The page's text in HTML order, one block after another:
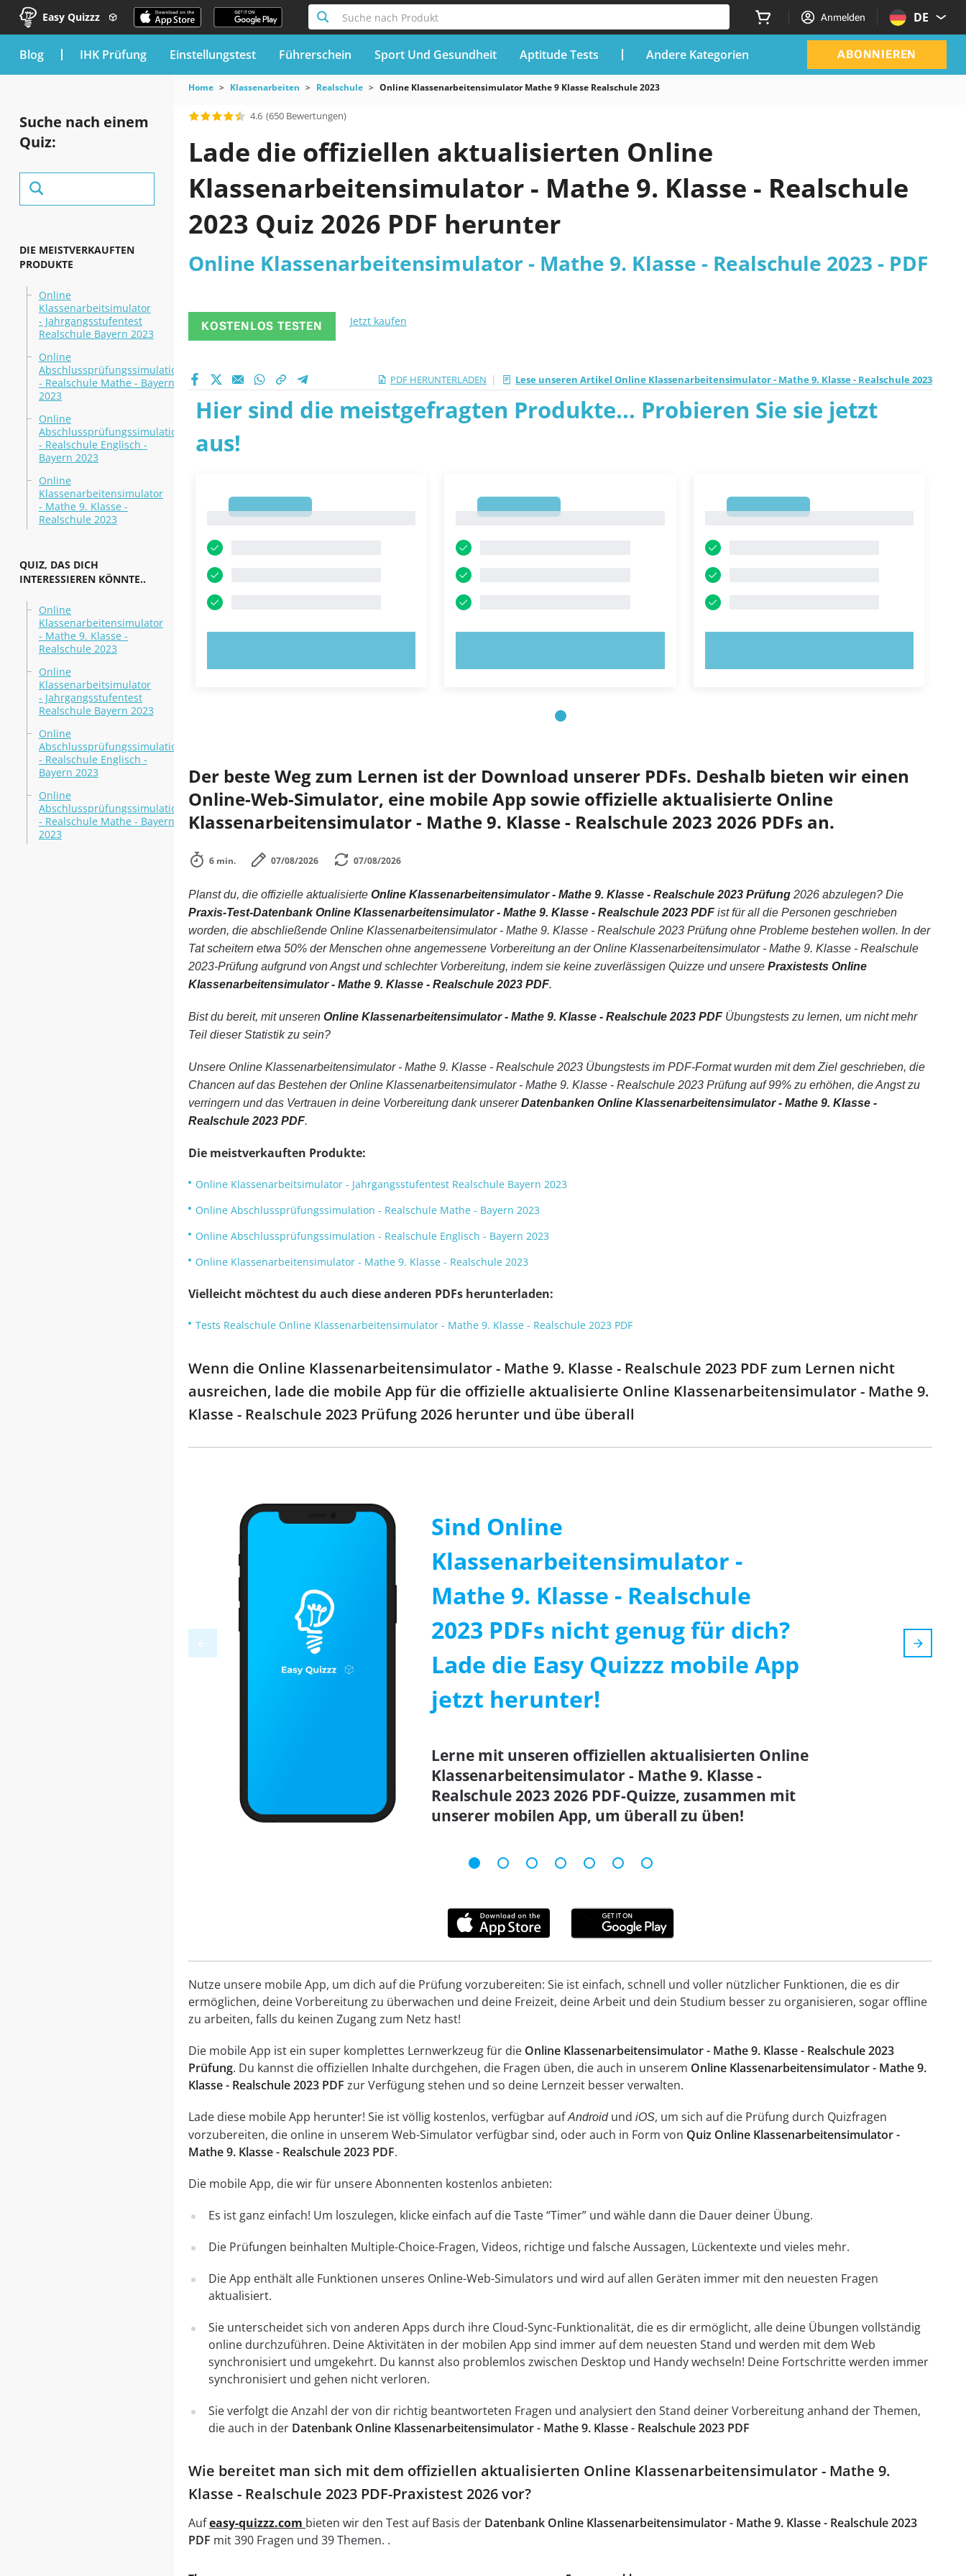
Easy Quizzz Suche nach Produkt Anmelden DE
blog IHK Prüfung Einstellungstest Führerschein Sport Und Gesundheit Aptitude Tests Andere Kategorien ABONNIEREN
Suche nach einem
Quiz:
DIE MEISTVERKAUFTEN
PRODUKTE
Online
Klassenarbeitsimulator
- Jahrgangsstufentest
Realschule Bayern 2023
Online
Abschlussprüfungssimulation
- Realschule Mathe - Bayern
2023
Online
Abschlussprüfungssimulation
- Realschule Englisch -
Bayern 2023
Online
Klassenarbeitensimulator
- Mathe 9. Klasse -
Realschule 2023
QUIZ, DAS DICH
INTERESSIEREN KÖNNTE..
Online
Klassenarbeitensimulator
- Mathe 9. Klasse -
Realschule 2023
Online
Klassenarbeitsimulator
- Jahrgangsstufentest
Realschule Bayern 2023
Online
Abschlussprüfungssimulation
- Realschule Englisch -
Bayern 2023
Online
Abschlussprüfungssimulation
- Realschule Mathe - Bayern
2023
Home Klassenarbeiten Realschule Online Klassenarbeitensimulator Mathe 9 Klasse Realschule 2023
4.6 (650 Bewertungen)
Lade die offiziellen aktualisierten Online
Klassenarbeitensimulator - Mathe 9. Klasse - Realschule
2023 Quiz 2026 PDF herunter
Online Klassenarbeitensimulator - Mathe 9. Klasse - Realschule 2023 - PDF
KOSTENLOS TESTEN Jetzt kaufen
PDF HERUNTERLADEN | Lese unseren Artikel Online Klassenarbeitensimulator - Mathe 9. Klasse - Realschule 2023
Hier sind die meistgefragten Produkte... Probieren Sie sie jetzt
aus!
Der beste Weg zum Lernen ist der Download unserer PDFs. Deshalb bieten wir einen
Online-Web-Simulator, eine mobile App sowie offizielle aktualisierte Online
Klassenarbeitensimulator - Mathe 9. Klasse - Realschule 2023 2026 PDFs an.
6 min. 07/08/2026 07/08/2026
Planst du, die offizielle aktualisierte Online Klassenarbeitensimulator - Mathe 9. Klasse - Realschule 2023 Prüfung2026 abzulegen? Die
Praxis-Test-Datenbank Online Klassenarbeitensimulator - Mathe 9. Klasse - Realschule 2023 PDFist für all die Personen geschrieben
worden, die abschließende Online Klassenarbeitensimulator - Mathe 9. Klasse - Realschule 2023 Prüfung ohne Probleme bestehen wollen. In der
Tat scheitern etwa 50% der Menschen ohne angemessene Vorbereitung an der Online Klassenarbeitensimulator - Mathe 9. Klasse - Realschule
2023-Prüfung aufgrund von Angst und schlechter Vorbereitung, indem sie keine zuverlässigen Quizze und unsere Praxistests Online
Klassenarbeitensimulator - Mathe 9. Klasse - Realschule 2023 PDF.
Bist du bereit, mit unseren Online Klassenarbeitensimulator - Mathe 9. Klasse - Realschule 2023 PDFÜbungstests zu lernen, um nicht mehr
Teil dieser Statistik zu sein?
Unsere Online Klassenarbeitensimulator - Mathe 9. Klasse - Realschule 2023 Übungstests im PDF-Format wurden mit dem Ziel geschrieben, die
Chancen auf das Bestehen der Online Klassenarbeitensimulator - Mathe 9. Klasse - Realschule 2023 Prüfung auf 99% zu erhöhen, die Angst zu
verringern und das Vertrauen in deine Vorbereitung dank unsererDatenbanken Online Klassenarbeitensimulator - Mathe 9. Klasse -
Realschule 2023 PDF.
Die meistverkauften Produkte:
Online Klassenarbeitsimulator - Jahrgangsstufentest Realschule Bayern 2023
Online Abschlussprüfungssimulation - Realschule Mathe - Bayern 2023
Online Abschlussprüfungssimulation - Realschule Englisch - Bayern 2023
Online Klassenarbeitensimulator - Mathe 9. Klasse - Realschule 2023
Vielleicht möchtest du auch diese anderen PDFs herunterladen:
Tests Realschule Online Klassenarbeitensimulator - Mathe 9. Klasse - Realschule 2023 PDF
Wenn die Online Klassenarbeitensimulator - Mathe 9. Klasse - Realschule 2023 PDF zum Lernen nicht
ausreichen, lade die mobile App für die offizielle aktualisierte Online Klassenarbeitensimulator - Mathe 9.
Klasse - Realschule 2023 Prüfung 2026 herunter und übe überall
Sind Online
Klassenarbeitensimulator -
Mathe 9. Klasse - Realschule
2023 PDFs nicht genug für dich?
Lade die Easy Quizzz mobile App
jetzt herunter!
Lerne mit unseren offiziellen aktualisierten Online
Klassenarbeitensimulator - Mathe 9. Klasse -
Realschule 2023 2026 PDF-Quizze, zusammen mit
unserer mobilen App, um überall zu üben!
Nutze unsere mobile App, um dich auf die Prüfung vorzubereiten: Sie ist einfach, schnell und voller nützlicher Funktionen, die es dir
ermöglichen, deine Vorbereitung zu überwachen und deine Freizeit, deine Arbeit und dein Studium besser zu organisieren, sogar offline
zu arbeiten, falls du keinen Zugang zum Netz hast!
Die mobile App ist ein super komplettes Lernwerkzeug für die Online Klassenarbeitensimulator - Mathe 9. Klasse - Realschule 2023
Prüfung. Du kannst die offiziellen Inhalte durchgehen, die Fragen üben, die auch in unserem Online Klassenarbeitensimulator - Mathe 9.
Klasse - Realschule 2023 PDF zur Verfügung stehen und so deine Lernzeit besser verwalten.
Lade diese mobile App herunter! Sie ist völlig kostenlos, verfügbar aufAndroidund iOS, um sich auf die Prüfung durch Quizfragen
vorzubereiten, die online in unserem Web-Simulator verfügbar sind, oder auch in Form von Quiz Online Klassenarbeitensimulator -
Mathe 9. Klasse - Realschule 2023 PDF.
Die mobile App, die wir für unsere Abonnenten kostenlos anbieten:
Es ist ganz einfach! Um loszulegen, klicke einfach auf die Taste “Timer” und wähle dann die Dauer deiner Übung.
Die Prüfungen beinhalten Multiple-Choice-Fragen, Videos, richtige und falsche Aussagen, Lückentexte und vieles mehr.
Die App enthält alle Funktionen unseres Online-Web-Simulators und wird auf allen Geräten immer mit den neuesten Fragen
aktualisiert.
Sie unterscheidet sich von anderen Apps durch ihre Cloud-Sync-Funktionalität, die es dir ermöglicht, alle deine Übungen vollständig
online durchzuführen. Deine Aktivitäten in der mobilen App sind immer auf dem neuesten Stand und werden mit dem Web
synchronisiert und umgekehrt. Du kannst also problemlos zwischen Desktop und Handy wechseln! Deine Fortschritte werden immer
synchronisiert und gehen nicht verloren.
Sie verfolgt die Anzahl der von dir richtig beantworteten Fragen und analysiert den Stand deiner Vorbereitung anhand der Themen,
die auch in der Datenbank Online Klassenarbeitensimulator - Mathe 9. Klasse - Realschule 2023 PDF
Wie bereitet man sich mit dem offiziellen aktualisierten Online Klassenarbeitensimulator - Mathe 9.
Klasse - Realschule 2023 PDF-Praxistest 2026 vor?
Aufeasy-quizzz.com bieten wir den Test auf Basis der Datenbank Online Klassenarbeitensimulator - Mathe 9. Klasse - Realschule 2023
PDF mit 390 Fragen und 39 Themen. .